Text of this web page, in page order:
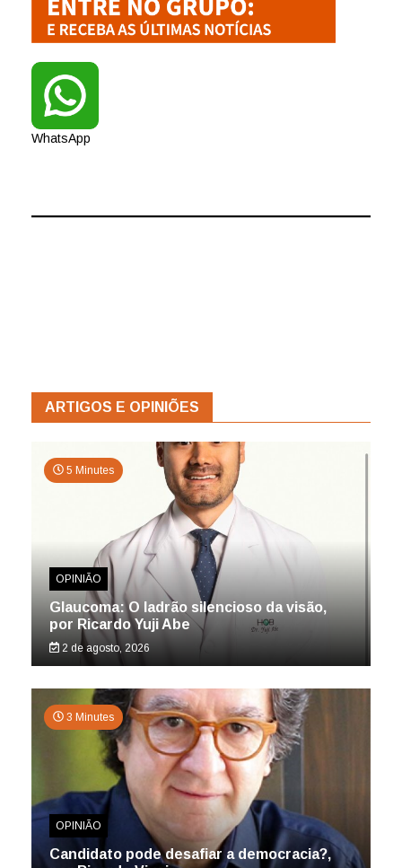
WhatsApp
ARTIGOS E OPINIÕES
5 Minutes
OPINIÃO
Glaucoma: O ladrão silencioso da visão,
por Ricardo Yuji Abe
2 de agosto, 2026
3 Minutes
OPINIÃO
Candidato pode desafiar a democracia?,